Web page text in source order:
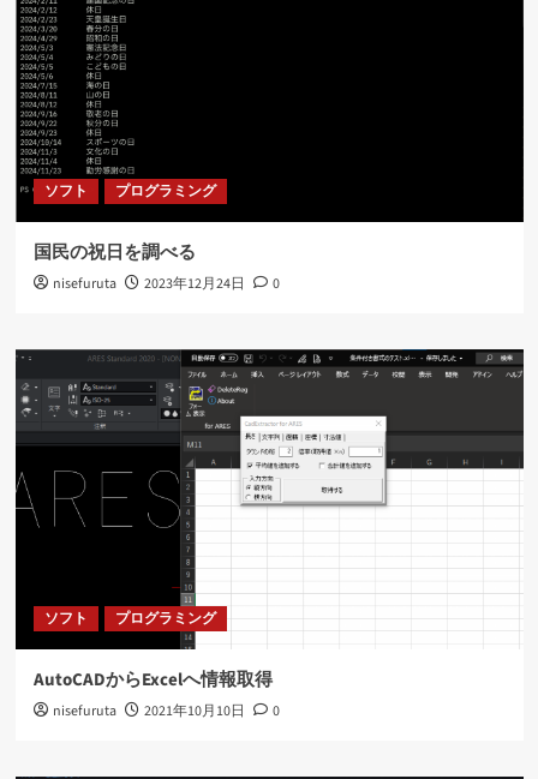
ソフト プログラミング
国民の祝日を調べる
nisefuruta 2023年12月24日 0
ソフト プログラミング
AutoCADからExcelへ情報取得
nisefuruta 2021年10月10日 0